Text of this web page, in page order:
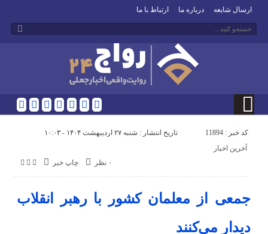
ارسال شایعه درباره ما ارتباط با ما
کد خبر : 11894 تاریخ انتشار : شنبه ۲۷ اردیبهشت ۱۴۰۴ - ۱۰:۰۳
چاپ خبر ۰ نظر
آخرین اخبار
جمعی از معلمان کشور با رهبر انقلاب
دیدار می‌کنند